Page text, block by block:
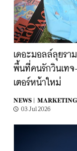
เดอะมอลล์ลุยรา
พื้นที่คนรักวินเทจ
เตอร์หน้าใหม่
NEWS |
MARKETING
03 Jul 2026